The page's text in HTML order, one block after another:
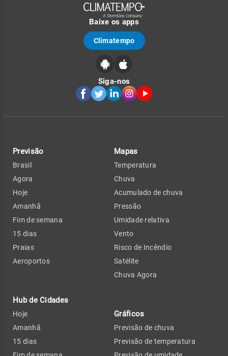
Baixe os apps
Climatempo
Siga-nos
Previsão
Brasil
Agora
Hoje
Amanhã
Fim de semana
15 dias
Praias
Aeroportos
Hub de Cidades
Hoje
Amanhã
15 dias
Mapas
Temperatura
Chuva
Acumulado de chuva
Pressão
Umidade relativa
Vento
Risco de Incêndio
Satélite
Chuva Agora
Gráficos
Previsão de chuva
Previsão de temperatura